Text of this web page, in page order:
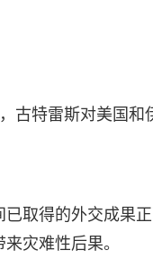
古特雷斯对美国和
取得的外交成果
灾难性后果。